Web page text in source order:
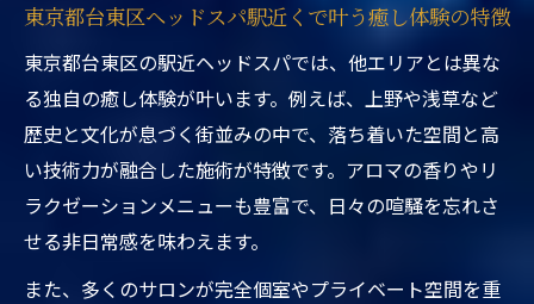
東京都台東区ヘッドスパ駅近くで叶う癒し体験の特徴
東京都台東区の駅近ヘッドスパでは、他エリアとは異な
る独自の癒し体験が叶います。例えば、上野や浅草など
歴史と文化が息づく街並みの中で、落ち着いた空間と高
い技術力が融合した施術が特徴です。アロマの香りやリ
ラクゼーションメニューも豊富で、日々の喧騒を忘れさ
せる非日常感を味わえます。
また、多くのサロンが完全個室やプライベート空間を重